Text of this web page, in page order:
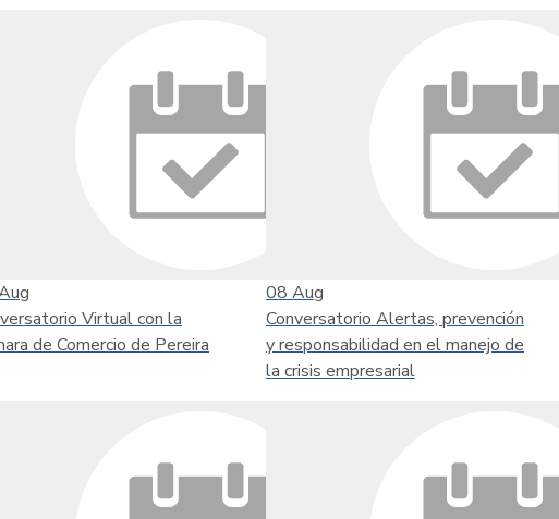
Virtual con la
de Comercio de Pereira
08 Aug
Conversatorio Alertas, prevención
y responsabilidad en el manejo de
la crisis empresarial